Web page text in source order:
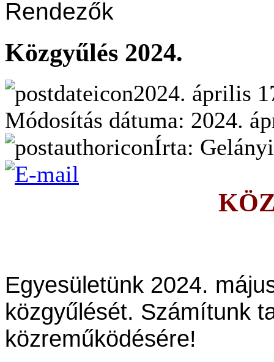
Rendezők
Közgyűlés 2024.
2024. április
Módosítás dátuma: 2024.
Írta:
Egyesületünk 2024.
közgyűlését. Számítunk
közreműködésére!